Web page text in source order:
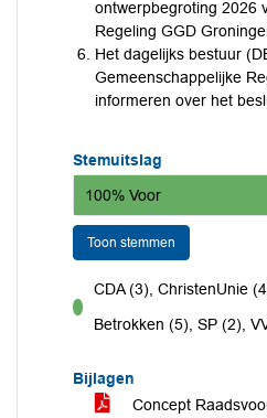
ontwerpbegroting 2026
Regeling GGD
Het dagelijks bestuur
Gemeenschappelijke
informeren over het
Stemuitslag
100% Voor
Toon stemmen
voor
CDA (3), ChristenUnie
Betrokken (5), SP (2),
Bijlagen
Concept